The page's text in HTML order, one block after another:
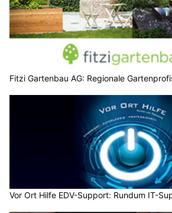
Fitzi Gartenbau AG: Regionale
Vor Ort Hilfe EDV-Support: Rundum IT-